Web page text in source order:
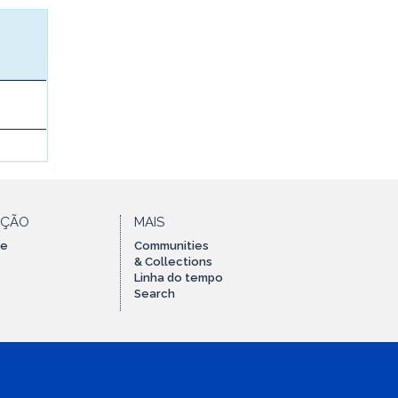
MAIS
Communities
& Collections
Linha do tempo
Search